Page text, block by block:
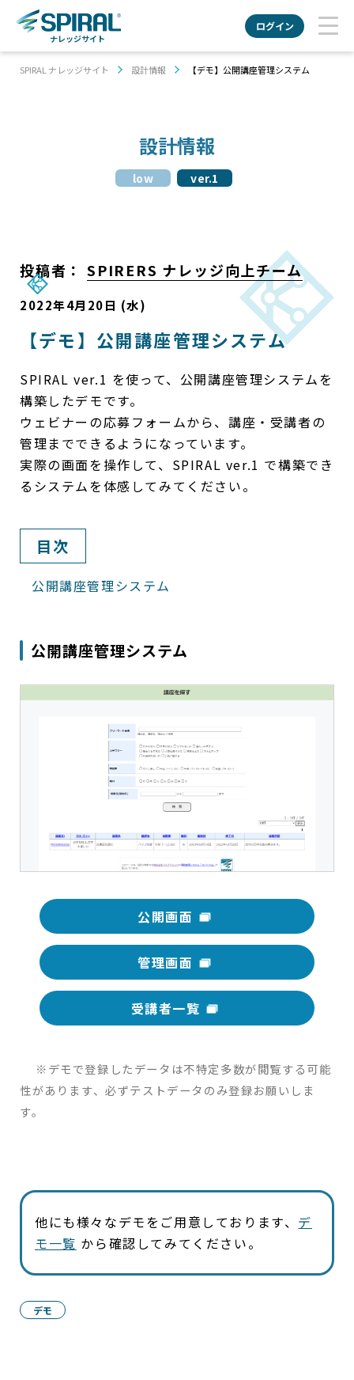
ナレッジサイト
ログイン
SPIRAL ナレッジサイト 設計情報 【デモ】公開講座管理システム
設計情報
low ver.1
投稿者： SPIRERS ナレッジ向上チーム
2022年4月20日 (水)
【デモ】公開講座管理システム
SPIRAL ver.1 を使って、公開講座管理システムを
構築したデモです。
ウェビナーの応募フォームから、講座・受講者の
管理までできるようになっています。
実際の画面を操作して、SPIRAL ver.1 で構築でき
るシステムを体感してみてください。
目次
公開講座管理システム
公開講座管理システム
公開画面
管理画面
受講者一覧
※デモで登録したデータは不特定多数が閲覧する可能
性があります、必ずテストデータのみ登録お願いしま
す。
他にも様々なデモをご用意しております、 デ
モ一覧 から確認してみてください。
デモ